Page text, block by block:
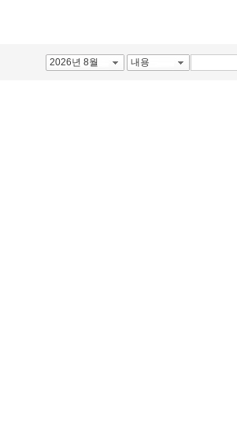
2026년 8월 내용